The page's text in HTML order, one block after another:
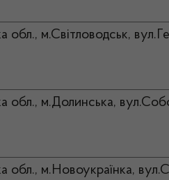
обл., м.Світловодськ,
обл., м.Долинська,
обл., м.Новоукраїнка,